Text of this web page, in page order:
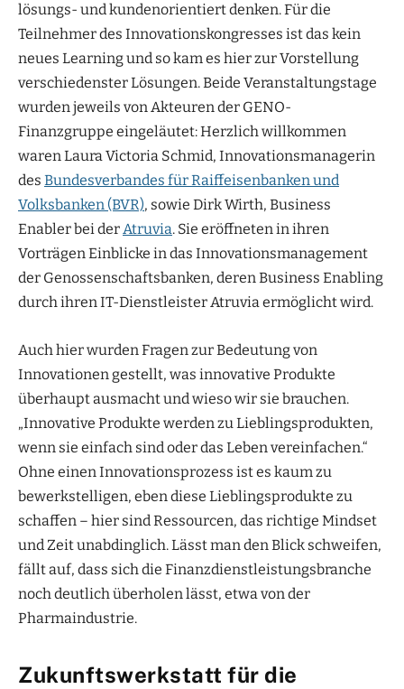
lösungs- und kundenorientiert denken. Für die
Teilnehmer des Innovationskongresses ist das kein
neues Learning und so kam es hier zur Vorstellung
verschiedenster Lösungen. Beide Veranstaltungstage
wurden jeweils von Akteuren der GENO-
Finanzgruppe eingeläutet: Herzlich willkommen
waren Laura Victoria Schmid, Innovationsmanagerin
des Bundesverbandes für Raiffeisenbanken und
Volksbanken (BVR), sowie Dirk Wirth, Business
Enabler bei derAtruvia. Sie eröffneten in ihren
Vorträgen Einblicke in das Innovationsmanagement
der Genossenschaftsbanken, deren Business Enabling
durch ihren IT-Dienstleister Atruvia ermöglicht wird.
Auch hier wurden Fragen zur Bedeutung von
Innovationen gestellt, was innovative Produkte
überhaupt ausmacht und wieso wir sie brauchen.
„Innovative Produkte werden zu Lieblingsprodukten,
wenn sie einfach sind oder das Leben vereinfachen.“
Ohne einen Innovationsprozess ist es kaum zu
bewerkstelligen, eben diese Lieblingsprodukte zu
schaffen – hier sind Ressourcen, das richtige Mindset
und Zeit unabdinglich. Lässt man den Blick schweifen,
fällt auf, dass sich die Finanzdienstleistungsbranche
noch deutlich überholen lässt, etwa von der
Pharmaindustrie.
Zukunftswerkstatt für die